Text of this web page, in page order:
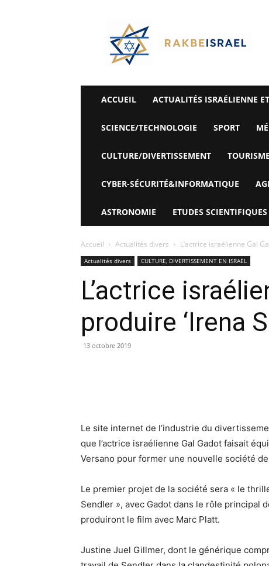
Rak
Be
Israel-
Alyaexpress-
News
ACCUEIL ACTUALITÉS ISRAÉLIENNE
SCIENCE/TECHNOLOGIE SPORT
CULTURE/DIVERTISSEMENT TOURISME
CYBER-SÉCURITÉ&INFORMATIQUE
ASTRONOMIE ETUDES
Accueil Actualités divers L’actrice israélienne Gal
Actualités divers CULTURE, DIVERTISSEMENT EN ISRAËL
L’actrice
produire ‘Irena
13 octobre 2019
Le site internet de l’industrie du
que l’actrice israélienne Gal Gadot faisait
Versano pour former une nouvelle société
Le premier projet de la société sera « le
Sendler », avec Gadot dans le rôle principal
produiront le film avec Marc Platt.
Justine Juel Gillmer, dont le générique